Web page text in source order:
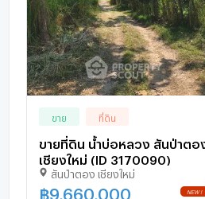
ขาย ที่ดิน
ขายที่ดิน น้ำบ่อหลวง สันป่าตอ
เชียงใหม่ (ID 3170090)
สันป่าตอง เชียงใหม่
฿9,660,000